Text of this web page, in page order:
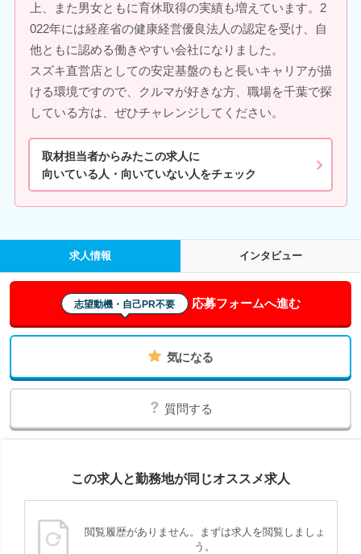
上、また男女ともに育休取得の実績も増えています。2
022年には経産省の健康経営優良法人の認定を受け、自
他ともに認める働きやすい会社になりました。
スズキ直営店としての安定基盤のもと長いキャリアが描
ける環境ですので、クルマが好きな方、職場を千葉で探
している方は、ぜひチャレンジしてください。
取材担当者からみたこの求人に
向いている人・向いていない人をチェック
求人情報 インタビュー
志望動機・自己PR不要 応募フォームへ進む
気になる
質問する
この求人と勤務地が同じオススメ求人
閲覧履歴がありません。まずは求人を閲覧しましょ
う。